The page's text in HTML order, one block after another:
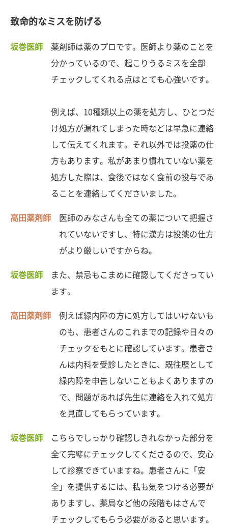
致命的なミスを防げる
坂巻医師
薬剤師は薬のプロです。医師より薬のことを
分かっているので、起こりうるミスを全部
チェックしてくれる点はとても心強いです。
例えば、10種類以上の薬を処方し、ひとつだ
け処方が漏れてしまった時などは早急に連絡
して伝えてくれます。それ以外では投薬の仕
方もあります。私があまり慣れていない薬を
処方した際は、食後ではなく食前の投与であ
ることを連絡してくださいました。
高田薬剤師
医師のみなさんも全ての薬について把握さ
れていないですし、特に漢方は投薬の仕方
がより厳しいですからね。
坂巻医師
また、禁忌もこまめに確認してくださってい
ます。
高田薬剤師
例えば緑内障の方に処方してはいけないも
のも、患者さんのこれまでの記録や日々の
チェックをもとに確認しています。患者さ
んは内科を受診したときに、既往歴として
緑内障を申告しないこともよくありますの
で、問題があれば先生に連絡を入れて処方
を見直してもらっています。
坂巻医師
こちらでしっかり確認しきれなかった部分を
全て完璧にチェックしてくださるので、安心
して診察できていますね。患者さんに「安
全」を提供するには、私も気をつける必要が
ありますし、薬局など他の段階もはさんで
チェックしてもらう必要があると思います。